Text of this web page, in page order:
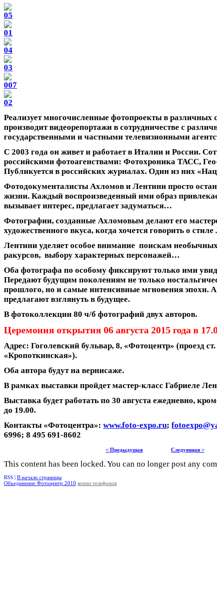
Реализует многочисленные фотопроекты в различных
производит видеорепортажи в сотрудничестве с
государственными и частными телевизионными
С 2003 года он живет и работает в Италии и России.
российскими фотоагенствами: Фотохроника ТАСС,
Публикуется в российских журналах. Один из них
Фотодокументалисты Ахломов и Лентини просто
жизни. Каждый воспроизведенный ими образ
вызывает интерес, предлагает задуматься…
Фотографии, созданные Ахломовым делают его
художественного вкуса, когда хочется говорить о
Лентини уделяет особое внимание поискам
ракурсов, выбору характерных персонажей…
Оба фотографа по особому фиксируют только ими
Передают будущим поколениям не только
прошлого, но и самые интенсивные мгновения эпохи. А
предлагают взглянуть в будущее.
В фотоколлекции 80 ч/б фотографий двух авторов.
Церемония открытия 06 августа 2015 года в
Адрес: Гоголевский бульвар, 8, «Фотоцентр» (проезд
«Кропоткинская»).
Оба автора будут на вернисаже.
В рамках выставки пройдет мастер-класс Габриеле
Выставка будет работать по 30 августа ежедневно,
до 19.00.
Контакты «Фотоцентра»: www.foto-expo.ru;
6996; 8 495 691-8602
< Предыдущая Следующая >
This content has been locked. You can no longer post any
RSS | В начало страницы
Объединение Фотоцентр 2010 копии телефонов